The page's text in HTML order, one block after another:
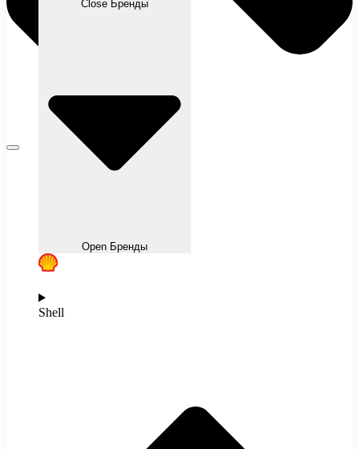
Close Бренды
Open Бренды
Shell